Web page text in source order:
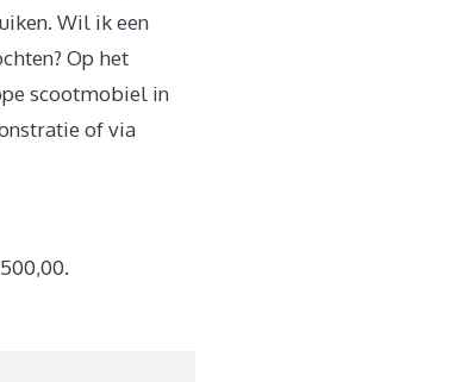
Wil ik een
Op het
scootmobiel in
of via